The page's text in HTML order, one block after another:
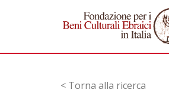
< Torna alla ricerca